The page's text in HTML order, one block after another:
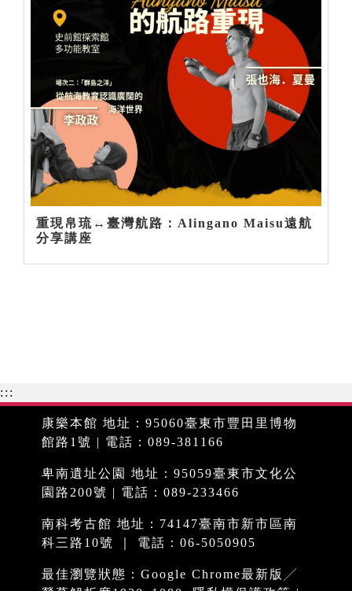
重現帛琉↔臺灣航路：Alingano Maisu遠航
分享講座
:::
康樂本館 地址：95060臺東市豐田里博物
館路1號 | 電話：089-381166
卑南遺址公園 地址：95059臺東市文化公
園路200號 | 電話：089-233466
南科考古館 地址：74147臺南市新市區南
科三路10號 ｜ 電話：06-5050905
最佳瀏覽狀態：Google Chrome最新版╱